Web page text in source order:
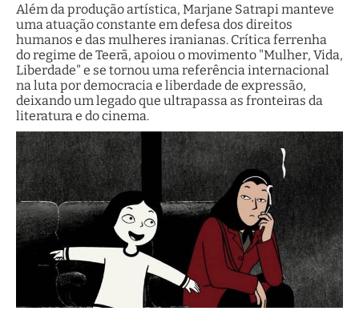
Além da produção artística, Marjane Satrapi manteve
uma atuação constante em defesa dos direitos
humanos e das mulheres iranianas. Crítica ferrenha
do regime de Teerã, apoiou o movimento "Mulher, Vida,
Liberdade" e se tornou uma referência internacional
na luta por democracia e liberdade de expressão,
deixando um legado que ultrapassa as fronteiras da
literatura e do cinema.